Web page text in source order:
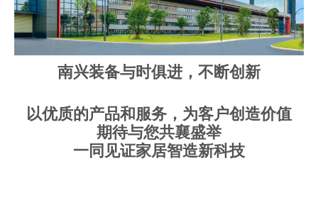
南兴装备与时俱进，不断创新
以优质的产品和服务，为客户创造价值
期待与您共襄盛举
一同见证家居智造新科技